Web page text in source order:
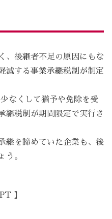
、後継者不足の原因にもな
減する事業承継税制が制定
なくして猶予や免除を受
継税制が期間限定で実行さ
継を諦めていた企業も、後
う。
】